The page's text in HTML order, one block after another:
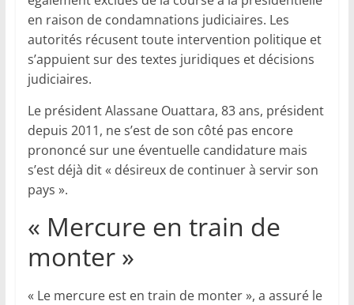
en raison de condamnations judiciaires. Les
autorités récusent toute intervention politique et
s’appuient sur des textes juridiques et décisions
judiciaires.
Le président Alassane Ouattara, 83 ans, président
depuis 2011, ne s’est de son côté pas encore
prononcé sur une éventuelle candidature mais
s’est déjà dit « désireux de continuer à servir son
pays ».
« Mercure en train de
monter »
« Le mercure est en train de monter », a assuré le